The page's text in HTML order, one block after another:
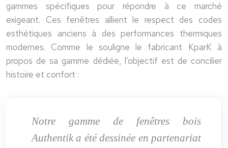
gammes spécifiques pour répondre à ce marché
exigeant. Ces fenêtres allient le respect des codes
esthétiques anciens à des performances thermiques
modernes. Comme le souligne le fabricant KparK à
propos de sa gamme dédiée, l’objectif est de concilier
histoire et confort :
Notre gamme de fenêtres bois
Authentik a été dessinée en partenariat